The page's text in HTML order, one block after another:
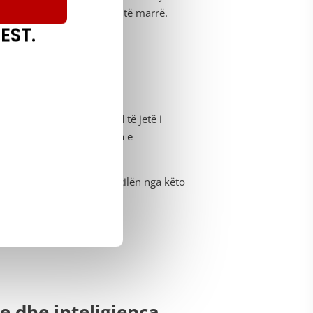
përcaktuara që bot pret të marrë.
tuaja RPA mund të jetë i
qartë, ndërsa mungesa e
AI mund të kapërcejë secilën nga këto